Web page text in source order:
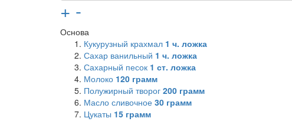
+ -
Основа
Кукурузный крахмал 1 ч. ложка
Сахар ванильный 1 ч. ложка
Сахарный песок 1 ст. ложка
Молоко 120 грамм
Полужирный творог 200 грамм
Масло сливочное 30 грамм
Цукаты 15 грамм